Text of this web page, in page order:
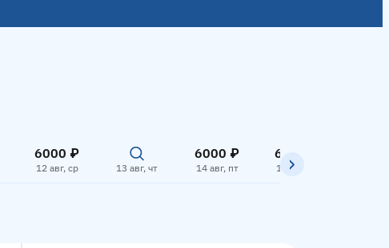
6000 ₽
12 авг, ср 13 авг, чт
6000 ₽
14 авг, пт
6000 ₽
15 авг, сб